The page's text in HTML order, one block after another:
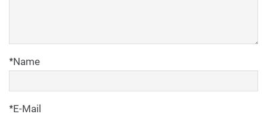
Name
*
E-Mail
*